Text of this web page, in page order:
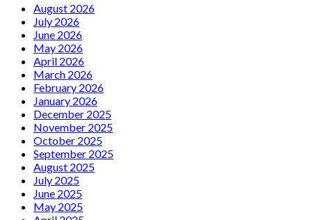
August 2026
July 2026
June 2026
May 2026
April 2026
March 2026
February 2026
January 2026
December 2025
November 2025
October 2025
September 2025
August 2025
July 2025
June 2025
May 2025